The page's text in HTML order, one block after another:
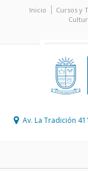
Inicio Cursos y
Av. La Tradición